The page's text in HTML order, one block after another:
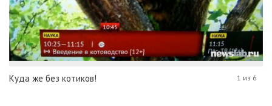
Куда же без котиков! 1 из 6